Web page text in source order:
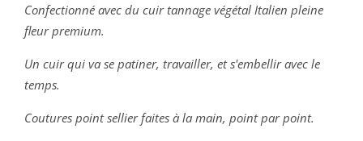
Confectionné avec du cuir tannage végétal Italien pleine
fleur premium.
Un cuir qui va se patiner, travailler, et s'embellir avec le
temps.
Coutures point sellier faites à la main, point par point.